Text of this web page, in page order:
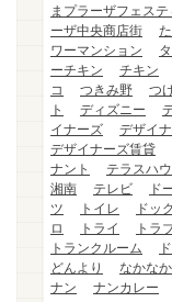
まプラーザフェス
ーザ中央商店街
ワーマンション
ーチキン
チキン
コ
つきみ野 つ
ト
ディズニー
イナーズ
デザイ
デザイナーズ賃貸
ナント
テラスハ
湘南
テレビ ド
ツ
トイレ ドッ
ロ
トライ トラ
トランクルーム
どんより
なかな
ナン
ナンカレー